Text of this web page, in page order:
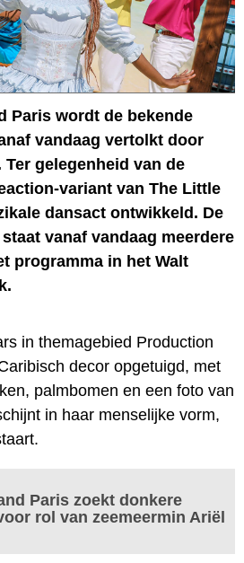
Paris wordt de bekende
vandaag vertolkt door
gelegenheid van de
variant van The Little
dansact ontwikkeld. De
vanaf vandaag meerdere
programma in het Walt
in themagebied Production
decor opgetuigd, met
palmbomen en een foto van
in haar menselijke vorm,
Paris zoekt donkere
rol van zeemeermin Ariël